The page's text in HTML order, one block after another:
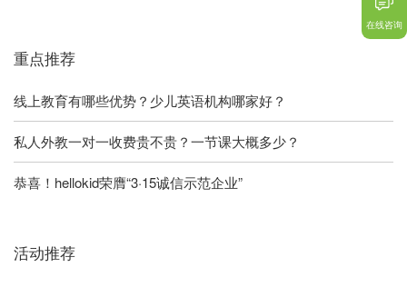
重点推荐
线上教育有哪些优势？少儿英语机构哪家好？
私人外教一对一收费贵不贵？一节课大概多少？
恭喜！hellokid荣膺“3·15诚信示范企业”
活动推荐
在线咨询